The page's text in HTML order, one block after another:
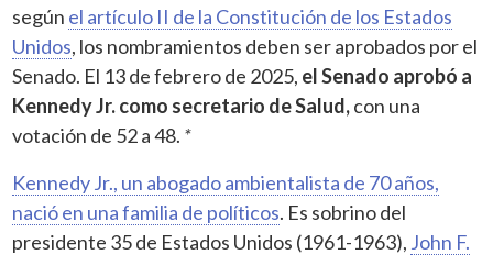
según el artículo II de la Constitución de los Estados
Unidos, los nombramientos deben ser aprobados por el
Senado. El 13 de febrero de 2025, el Senado aprobó a
Kennedy Jr. como secretario de Salud,con una
votación de 52 a 48. *
Kennedy Jr., un abogado ambientalista de 70 años,
nació en una familia de políticos. Es sobrino del
presidente 35 de Estados Unidos (1961-1963), John F.